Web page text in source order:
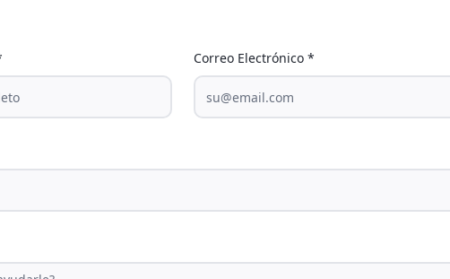
Correo Electrónico *